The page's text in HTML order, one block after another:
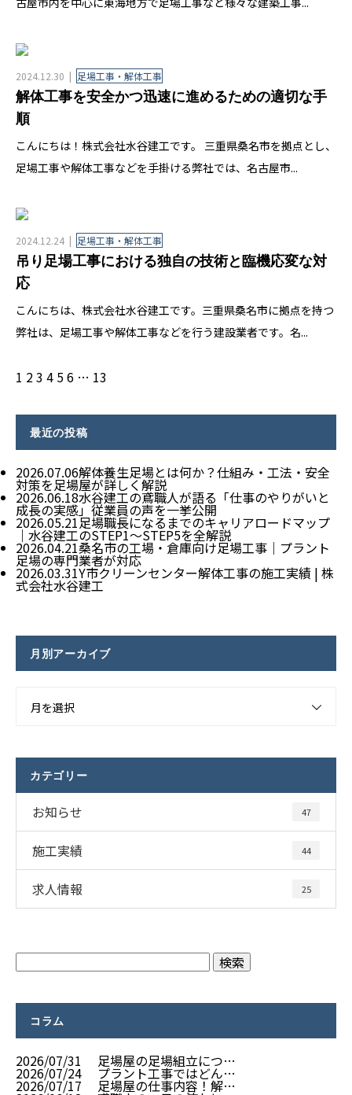
2024.12.30 足場工事・解体工事
解体工事を安全かつ迅速に進めるための適切な手
順
こんにちは！株式会社水谷建工です。 三重県桑名市を拠点とし、
足場工事や解体工事などを手掛ける弊社では、名古屋市...
2024.12.24 足場工事・解体工事
吊り足場工事における独自の技術と臨機応変な対
応
こんにちは、株式会社水谷建工です。三重県桑名市に拠点を持つ
弊社は、足場工事や解体工事などを行う建設業者です。名...
1 23 4 56 … 13
最近の投稿
2026.07.06解体養生足場とは何か？仕組み・工法・安全
対策を足場屋が詳しく解説
2026.06.18水谷建工の鳶職人が語る「仕事のやりがいと
成長の実感」従業員の声を一挙公開
2026.05.21足場職長になるまでのキャリアロードマップ
｜水谷建工のSTEP1〜STEP5を全解説
2026.04.21桑名市の工場・倉庫向け足場工事｜プラント
足場の専門業者が対応
2026.03.31Y市クリーンセンター解体工事の施工実績 | 株
式会社水谷建工
月別アーカイブ
月を選択
カテゴリー
お知らせ 47
施工実績 44
求人情報 25
コラム
2026/07/31 足場屋の足場組立につ…
2026/07/24 プラント工事ではどん…
2026/07/17 足場屋の仕事内容！解…